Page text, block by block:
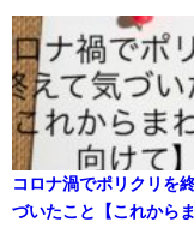
コロナ渦でポリクリを
づいたこと【これから